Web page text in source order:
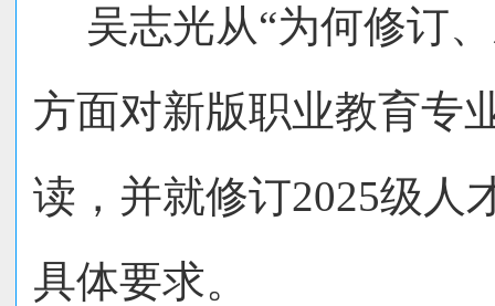
吴志光从“为何修订
方面对新版职业教育专
读，并就修订2025级人
具体要求。